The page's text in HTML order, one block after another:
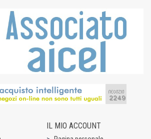
IL MIO ACCOUNT